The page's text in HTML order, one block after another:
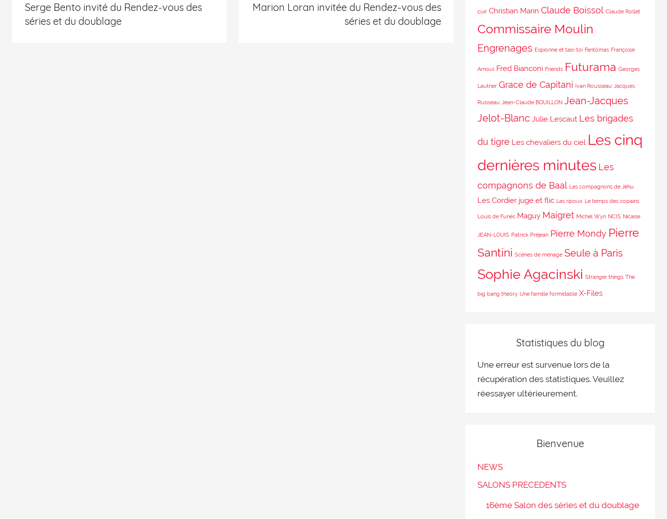
Serge Bento invité du Rendez-vous des
séries et du doublage
Marion Loran invitée du Rendez-vous des
séries et du doublage
cuir Christian Marin Claude Boissol Claude Rollet
Commissaire Moulin
Engrenages Espionne et tais-toi Fantômas Françoise
Arnoul Fred Bianconi Friends Futurama Georges
Lautner Grace de Capitani Ivan Rousseau Jacques
Ruisseau Jean-Claude BOUILLON Jean-Jacques
Jelot-Blanc Julie Lescaut Les brigades
du tigre Les chevaliers du ciel Les cinq
dernières minutes Les
compagnons de Baal Les compagnons de Jéhu
Les Cordier juge et flic Les ripoux Le temps des copains
Louis de Funès Maguy Maigret Michel Wyn NCIS Nicaise
JEAN-LOUIS Patrick Préjean Pierre Mondy Pierre
Santini Scènes de ménage Seule à Paris
Sophie Agacinski Stranger things The
big bang theory Une famille formidable X-Files
Statistiques du blog
Une erreur est survenue lors de la
récupération des statistiques. Veuillez
réessayer ultérieurement.
Bienvenue
NEWS
SALONS PRECEDENTS
16ème Salon des séries et du doublage